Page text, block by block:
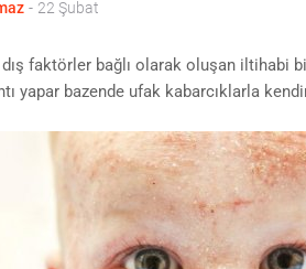
- 22 Şubat
faktörler bağlı olarak oluşan iltihabi
yapar bazende ufak kabarcıklarla